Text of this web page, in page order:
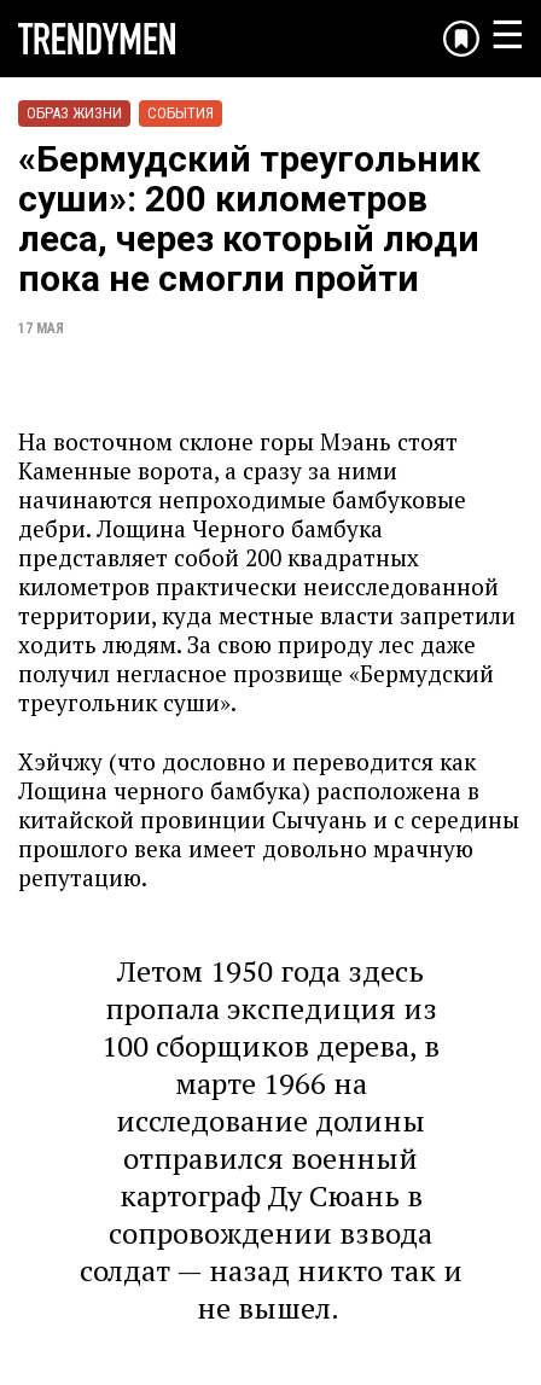
☰
ОБРАЗ ЖИЗНИ СОБЫТИЯ
«Бермудский треугольник
суши»: 200 километров
леса, через который люди
пока не смогли пройти
17 МАЯ
На восточном склоне горы Мэань стоят
Каменные ворота, а сразу за ними
начинаются непроходимые бамбуковые
дебри. Лощина Черного бамбука
представляет собой 200 квадратных
километров практически неисследованной
территории, куда местные власти запретили
ходить людям. За свою природу лес даже
получил негласное прозвище «Бермудский
треугольник суши».
Хэйчжу (что дословно и переводится как
Лощина черного бамбука) расположена в
китайской провинции Сычуань и с середины
прошлого века имеет довольно мрачную
репутацию.
Летом 1950 года здесь
пропала экспедиция из
100 сборщиков дерева, в
марте 1966 на
исследование долины
отправился военный
картограф Ду Сюань в
сопровождении взвода
солдат — назад никто так и
не вышел.